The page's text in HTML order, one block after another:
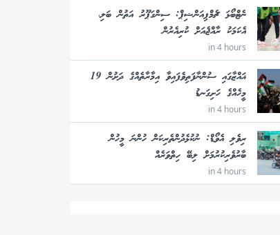
ނެޓްބޯޅަ ޗެމްޕިއަންޝިޕް: ސިންގަޕޫރު އަތުން ބަލި،
އެކަމަކު ރާއްޖެއަށް ކުރިއެރުން
in 4 hours
ޣައްޒާގައި ސުންނާފަތިވެފައިވާ އިމާރާތެއްގެ ދަށުން 19
މީހެއްގެ ހަށިގަނޑު
in 4 hours
ރިވެލި އެވޯޑް: ނުކުޅެދުންތެރިކަން ހުންނަ މީހުން
ބާރުވެރިކުރުމަށް ލިބޭ ހިތްވަރެއް
in 4 hours